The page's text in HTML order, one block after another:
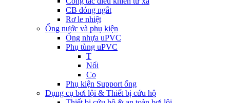
CB đóng ngắt
Rơ le nhiệt
Ống nước và phụ kiện
Ống nhựa uPVC
Phụ tùng uPVC
T
Nối
Co
Phụ kiện Support ống
Dụng cụ bơi lội & Thiết bị cứu hộ